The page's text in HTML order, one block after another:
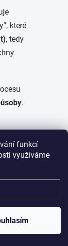
funkcí
využíváme
které
, tedy
.